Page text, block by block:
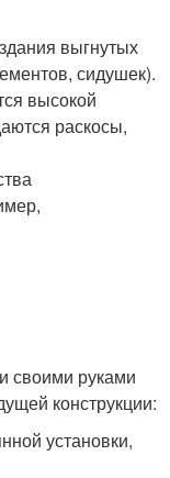
выгнутых
сидушек).
высокой
раскосы,
своими руками
конструкции:
установки,